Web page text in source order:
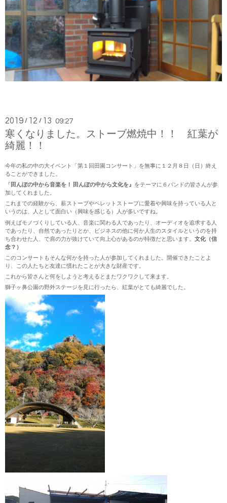
2019 / 12 / 13 09:27
寒くなりました。ストーブ燃焼中！！ 紅葉が
綺麗！！
今年の私の中の大イベント「第１回田園コンサート」を無事に１２月８日（日）終え
ることができました。
『 田んぼの中から音楽を！ 田んぼの中から文化を』 をテーマに６バンドの皆さんが参
加してくれました。
これまでの経験から、薪ストーブやペレットストーブに愛着や興味を持っている人と
いうのは、人として面白い（興味を感じる）人が多いですね。
例えばモノづくりしている人、音楽に関わる人であったり、オーディオを追求する人
であったり、自然であったりとか、ビジネスの他に何か人生のスタイルというのを持
ち合わせた人、で肩の力が抜けていて向上心があるのが特徴だと思います。 文化（信
念？）
このコンサートもそんな何かを持った人が参加してくれました。開催できたことよ
り、この人たちと友達に慣れたことが大きな財産です。
これから皆さんと何をしようと考えるとまたワクワクして来ます。
獅子ヶ鼻公園の野外ステージを見に行ったら、紅葉がとても綺麗でした。